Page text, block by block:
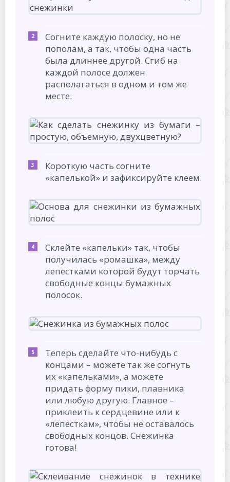
Согните каждую полоску, но не
пополам, а так, чтобы одна часть
была длиннее другой. Сгиб на
каждой полосе должен
располагаться в одном и том же
месте.
Короткую часть согните
«капелькой» и зафиксируйте клеем.
Склейте «капельки» так, чтобы
получилась «ромашка», между
лепестками которой будут торчать
свободные концы бумажных
полосок.
Теперь сделайте что-нибудь с
концами – можете так же согнуть
их «капельками», а можете
придать форму пики, плавника
или любую другую. Главное –
приклеить к сердцевине или к
«лепесткам», чтобы не оставалось
свободных концов. Снежинка
готова!